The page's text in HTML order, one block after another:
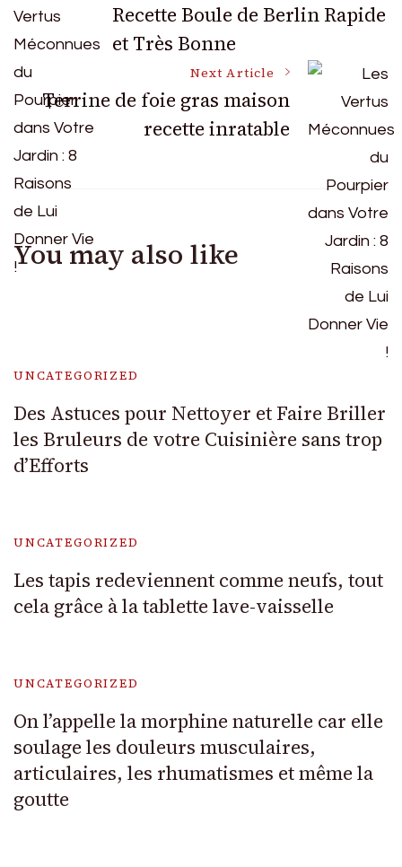
Navigation
Recette Boule de Berlin Rapide
et Très Bonne
Next Article
Terrine de foie gras maison
recette inratable
You may also like
UNCATEGORIZED
Des Astuces pour Nettoyer et Faire Briller
les Bruleurs de votre Cuisinière sans trop
d’Efforts
UNCATEGORIZED
Les tapis redeviennent comme neufs, tout
cela grâce à la tablette lave-vaisselle
UNCATEGORIZED
On l’appelle la morphine naturelle car elle
soulage les douleurs musculaires,
articulaires, les rhumatismes et même la
goutte